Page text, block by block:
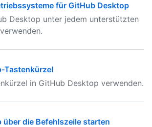
für GitHub Desktop
Desktop unter jedem unterstützten
Tastenkürzel
in GitHub Desktop verwenden.
die Befehlszeile starten